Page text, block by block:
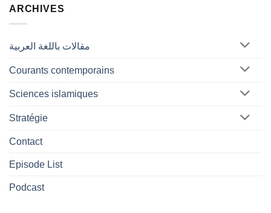
ARCHIVES
مقالات باللغة العربية
Courants contemporains
Sciences islamiques
Stratégie
Contact
Episode List
Podcast